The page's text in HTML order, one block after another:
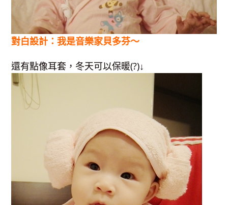
對白設計：我是音樂家貝多芬～
還有點像耳套，冬天可以保暖(?)↓